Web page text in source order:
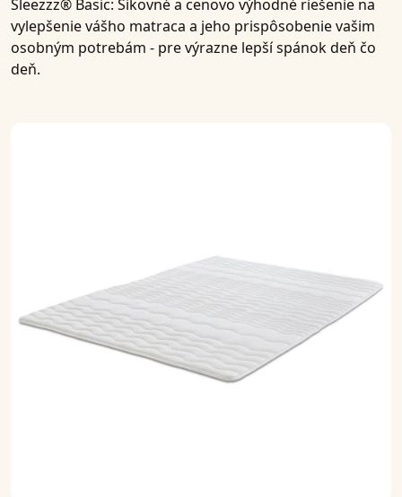
Sleezzz® Basic: Šikovné a cenovo výhodné riešenie na
vylepšenie vášho matraca a jeho prispôsobenie vašim
osobným potrebám - pre výrazne lepší spánok deň čo
deň.